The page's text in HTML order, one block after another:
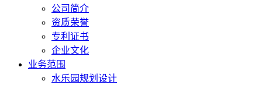
公司简介
资质荣誉
专利证书
企业文化
业务范围
水乐园规划设计